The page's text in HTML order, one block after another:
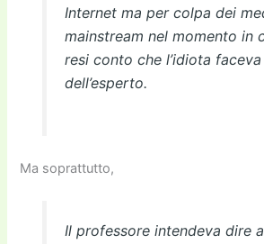
Internet ma per colpa dei
mainstream nel momento in
resi conto che l’idiota
dell’esperto.
Ma soprattutto,
Il professore intendeva dire